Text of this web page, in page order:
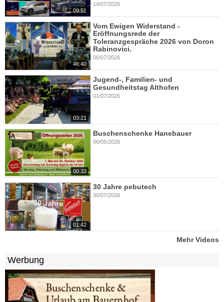
09:51
14/07/2026
46:40
Vom Ewigen Widerstand -
Eröffnungsrede der
Toleranzgespräche 2026 von Doron
Rabinovici.
06/07/2026
03:21
Jugend-, Familien- und
Gesundheitstag Althofen
01/07/2026
00:33
Buschenschenke Hanebauer
06/05/2026
01:42
30 Jahre pebutech
30/07/2026
Mehr Videos
Werbung